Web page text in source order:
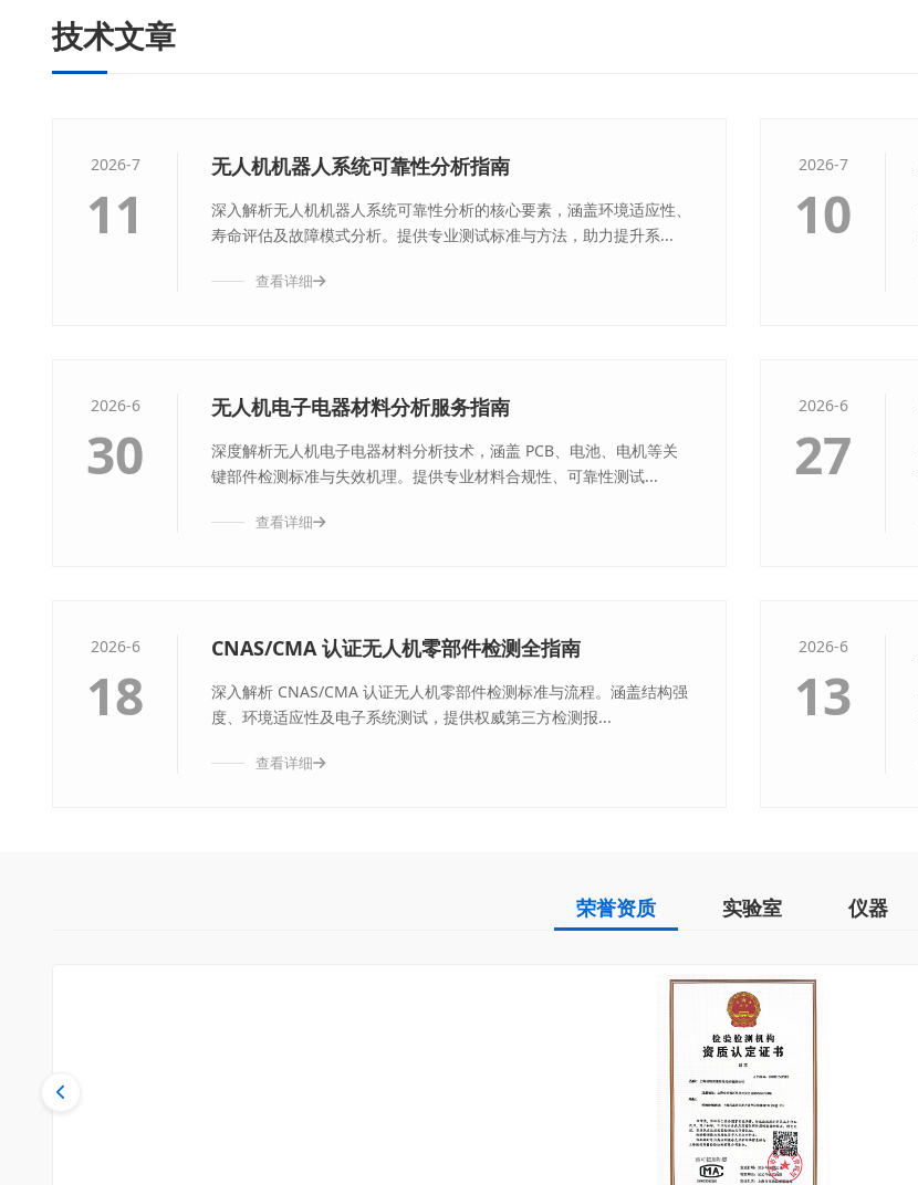
技术文章
2026-7
11
无人机机器人系统可靠性分析指南
深入解析无人机机器人系统可靠性分析的核心要素，涵盖环境适应性、
寿命评估及故障模式分析。提供专业测试标准与方法，助力提升系...
查看详细
2026-7
10
2026-6
30
无人机电子电器材料分析服务指南
深度解析无人机电子电器材料分析技术，涵盖 PCB、电池、电机等关
键部件检测标准与失效机理。提供专业材料合规性、可靠性测试...
查看详细
2026-6
27
2026-6
18
CNAS/CMA 认证无人机零部件检测全指南
深入解析 CNAS/CMA 认证无人机零部件检测标准与流程。涵盖结构强
度、环境适应性及电子系统测试，提供权威第三方检测报...
查看详细
2026-6
13
荣誉资质 实验室 仪器